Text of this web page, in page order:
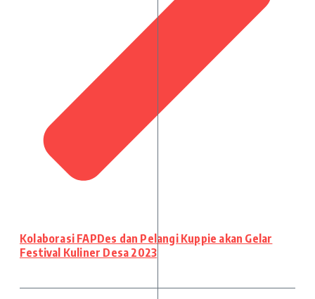
Kolaborasi FAPDes dan Pelangi Kuppie akan Gelar
Festival Kuliner Desa 2023